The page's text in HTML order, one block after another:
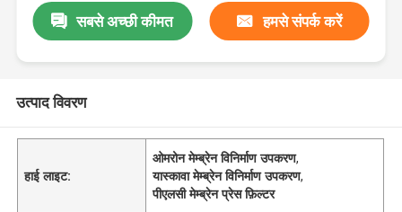
सबसे अच्छी कीमत हमसे संपर्क करें
उत्पाद विवरण
हाई लाइट:
ओमरोन मेम्ब्रेन विनिर्माण उपकरण,
यास्कावा मेम्ब्रेन विनिर्माण उपकरण,
पीएलसी मेम्ब्रेन प्रेस फ़िल्टर